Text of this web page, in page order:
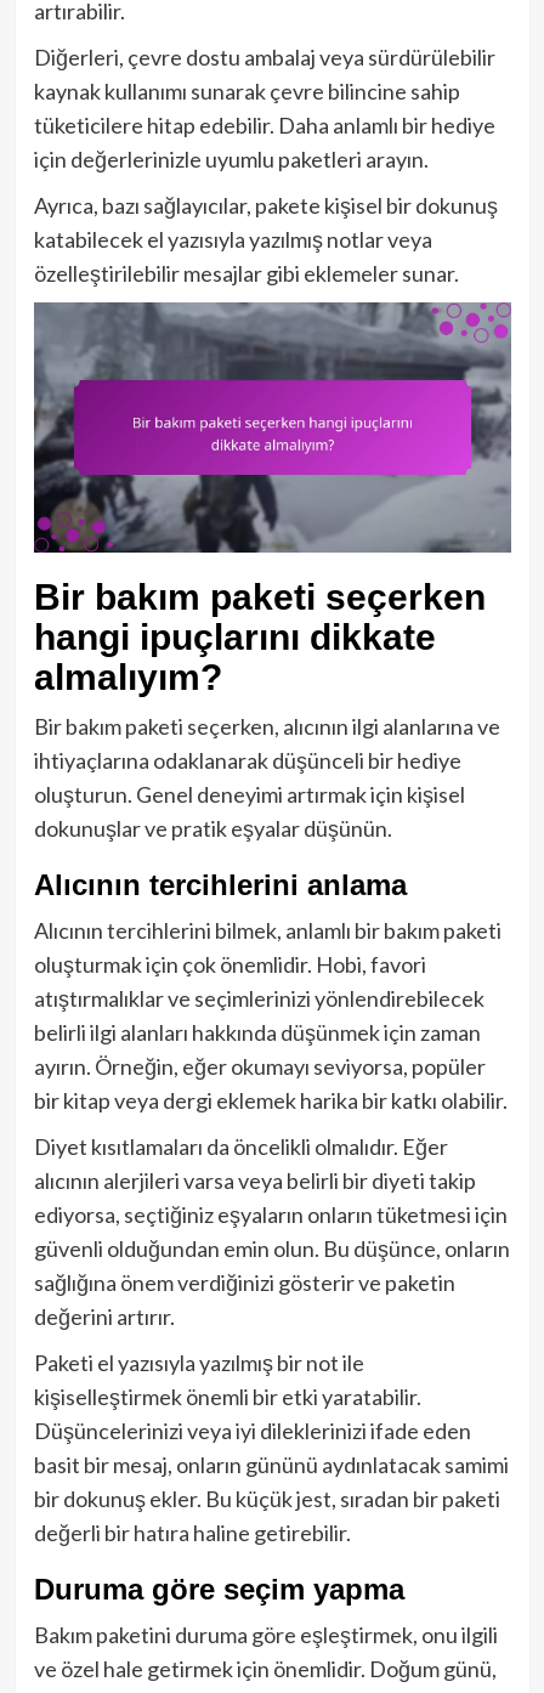
artırabilir.
Diğerleri, çevre dostu ambalaj veya sürdürülebilir
kaynak kullanımı sunarak çevre bilincine sahip
tüketicilere hitap edebilir. Daha anlamlı bir hediye
için değerlerinizle uyumlu paketleri arayın.
Ayrıca, bazı sağlayıcılar, pakete kişisel bir dokunuş
katabilecek el yazısıyla yazılmış notlar veya
özelleştirilebilir mesajlar gibi eklemeler sunar.
Bir bakım paketi seçerken
hangi ipuçlarını dikkate
almalıyım?
Bir bakım paketi seçerken, alıcının ilgi alanlarına ve
ihtiyaçlarına odaklanarak düşünceli bir hediye
oluşturun. Genel deneyimi artırmak için kişisel
dokunuşlar ve pratik eşyalar düşünün.
Alıcının tercihlerini anlama
Alıcının tercihlerini bilmek, anlamlı bir bakım paketi
oluşturmak için çok önemlidir. Hobi, favori
atıştırmalıklar ve seçimlerinizi yönlendirebilecek
belirli ilgi alanları hakkında düşünmek için zaman
ayırın. Örneğin, eğer okumayı seviyorsa, popüler
bir kitap veya dergi eklemek harika bir katkı olabilir.
Diyet kısıtlamaları da öncelikli olmalıdır. Eğer
alıcının alerjileri varsa veya belirli bir diyeti takip
ediyorsa, seçtiğiniz eşyaların onların tüketmesi için
güvenli olduğundan emin olun. Bu düşünce, onların
sağlığına önem verdiğinizi gösterir ve paketin
değerini artırır.
Paketi el yazısıyla yazılmış bir not ile
kişiselleştirmek önemli bir etki yaratabilir.
Düşüncelerinizi veya iyi dileklerinizi ifade eden
basit bir mesaj, onların gününü aydınlatacak samimi
bir dokunuş ekler. Bu küçük jest, sıradan bir paketi
değerli bir hatıra haline getirebilir.
Duruma göre seçim yapma
Bakım paketini duruma göre eşleştirmek, onu ilgili
ve özel hale getirmek için önemlidir. Doğum günü,